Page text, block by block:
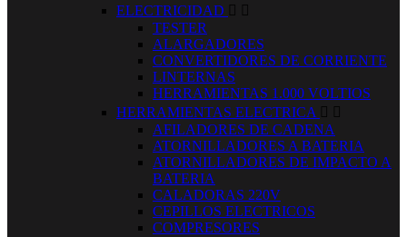
ELECTRICIDAD  
TESTER
ALARGADORES
CONVERTIDORES DE CORRIENTE
LINTERNAS
HERRAMIENTAS 1.000 VOLTIOS
HERRAMIENTAS ELECTRICA  
AFILADORES DE CADENA
ATORNILLADORES A BATERIA
ATORNILLADORES DE IMPACTO A
BATERIA
CALADORAS 220V
CEPILLOS ELECTRICOS
COMPRESORES